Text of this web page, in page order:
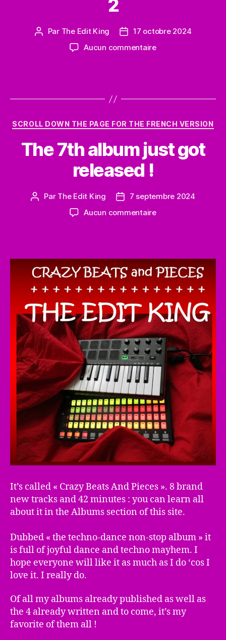
2
Auteur
Par The Edit King
Date17 octobre 2024
Aucun commentairesur
Catégories
SCROLL DOWN THE PAGE FOR THE FRENCH VERSION
The 7th album just got
released !
Auteur
Par The Edit King
Date7 septembre 2024
Aucun commentairesur
got
released
!
It’s called « Crazy Beats And Pieces ». 8 brand
new tracks and 42 minutes : you can learn all
about it in the Albums section of this site.
Dubbed « the techno-dance non-stop album » it
is full of joyful dance and techno mayhem. I
hope everyone will like it as much as I do ‘cos I
love it. I really do.
Of all my albums already published as well as
the 4 already written and to come, it’s my
favorite of them all !